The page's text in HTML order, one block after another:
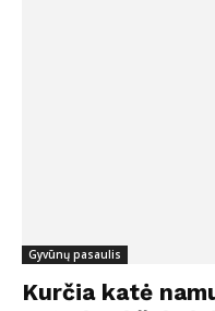
Gyvūnų pasaulis
Kurčia katė